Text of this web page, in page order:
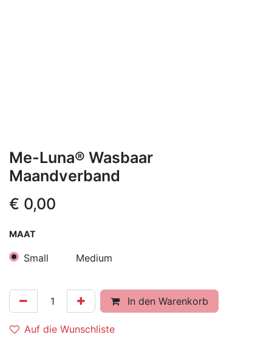
Me-Luna® Wasbaar
Maandverband
€ 0,00
MAAT
Small Medium
In den Warenkorb
Auf die Wunschliste